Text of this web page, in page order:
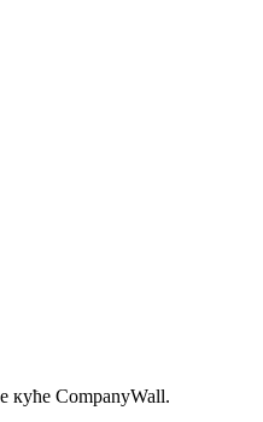
куће CompanyWall.